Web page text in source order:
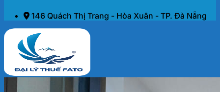
146 Quách Thị Trang - Hòa Xuân - TP. Đà Nẵng